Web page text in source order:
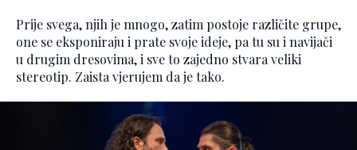
Prije svega, njih je mnogo, zatim postoje različite grupe,
one se eksponiraju i prate svoje ideje, pa tu su i navijači
u drugim dresovima, i sve to zajedno stvara veliki
stereotip. Zaista vjerujem da je tako.